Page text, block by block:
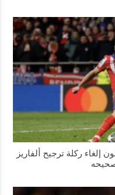
إلغاء ركلة ترجيح ألفاريز